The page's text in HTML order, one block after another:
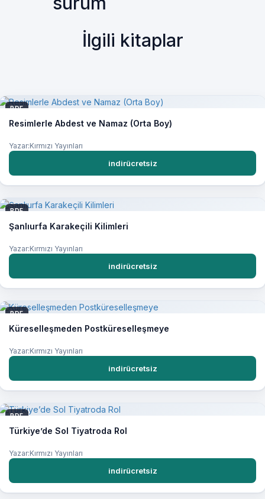
İlgili kitaplar
PDF
Resimlerle Abdest ve Namaz (Orta Boy)
Yazar:Kırmızı Yayınları
indirücretsiz
PDF
Şanlıurfa Karakeçili Kilimleri
Yazar:Kırmızı Yayınları
indirücretsiz
PDF
Küreselleşmeden Postküreselleşmeye
Yazar:Kırmızı Yayınları
indirücretsiz
PDF
Türkiye’de Sol Tiyatroda Rol
Yazar:Kırmızı Yayınları
indirücretsiz